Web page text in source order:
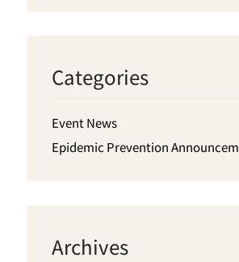
Categories
Event News
Epidemic Prevention Announcem
Archives